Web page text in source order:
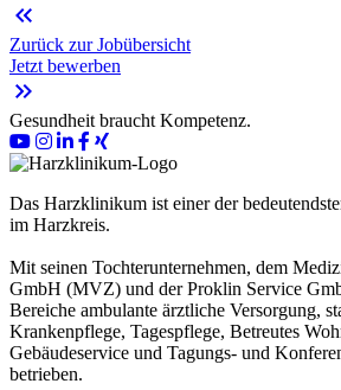
keyboard_double_arrow_left
Zurück zur Jobübersicht
Jetzt bewerben
keyboard_double_arrow_right
Gesundheit braucht Kompetenz.
Das Harzklinikum ist einer der
im Harzkreis.
Mit seinen Tochterunternehmen, dem
GmbH (MVZ) und der Proklin Service
Bereiche ambulante ärztliche Versorgung,
Krankenpflege, Tagespflege, Betreutes
Gebäudeservice und Tagungs- und
betrieben.